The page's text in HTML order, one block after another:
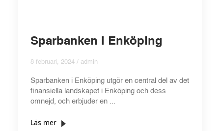
Sparbanken i Enköping
8 februari, 2024 / admin
Sparbanken i Enköping utgör en central del av det
finansiella landskapet i Enköping och dess
omnejd, och erbjuder en ...
Läs mer